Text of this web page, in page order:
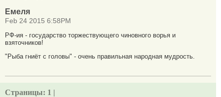
Емеля
Feb 24 2015 6:58PM
РФ-ия - государство торжествующего чиновного ворья и
взяточников!
"Рыба гниёт с головы" - очень правильная народная мудрость.
Страницы: 1 |